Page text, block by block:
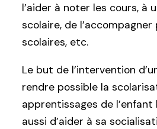
l’aider à noter les cours, à
scolaire, de
scolaires, etc.
Le but de l’intervention
rendre possible la
apprentissages de l’enfant
aussi d’aider à sa